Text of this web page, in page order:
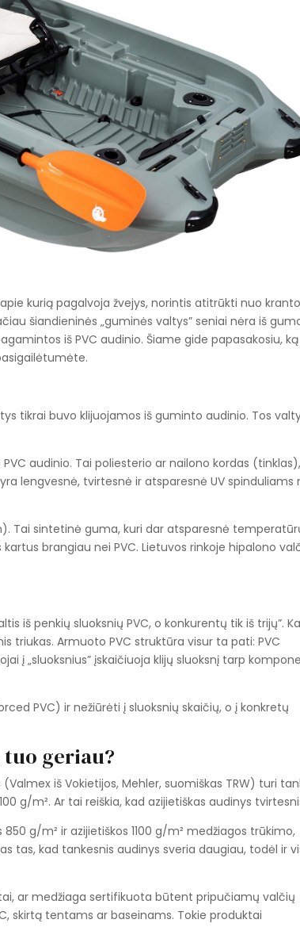
kurią pagalvoja žvejys, norintis atitrūkti nuo
šiandieninės „guminės valtys” seniai nėra iš
iš PVC audinio. Šiame gide papasakosiu, ką
tikrai buvo klijuojamos iš guminto audinio. Tos
audinio. Tai poliesterio ar nailono kordas
lengvesnė, tvirtesnė ir atsparesnė UV spinduliams
Tai sintetinė guma, kuri dar atsparesnė
brangiau nei PVC. Lietuvos rinkoje hipalono
iš penkių sluoksnių PVC, o konkurentų tik iš trijų”.
triukas. Armuoto PVC struktūra visur ta pati: PVC
į „sluoksnius” įskaičiuoja klijų sluoksnį tarp
PVC) ir nežiūrėti į sluoksnių skaičių, o į konkretų
geriau?
iš Vokietijos, Mehler, suomiškas TRW) turi
g/m². Ar tai reiškia, kad azijietiškas audinys
g/m² ir azijietiškos 1100 g/m² medžiagos trūkimo,
tas, kad tankesnis audinys sveria daugiau, todėl ir
ar medžiaga sertifikuota būtent pripučiamų valčių
skirtą tentams ar baseinams. Tokie produktai